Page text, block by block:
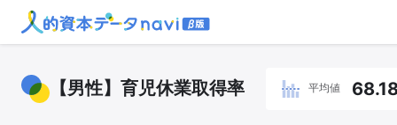
【男性】育児休業取得率 平均値